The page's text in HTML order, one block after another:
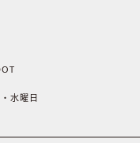
水曜日